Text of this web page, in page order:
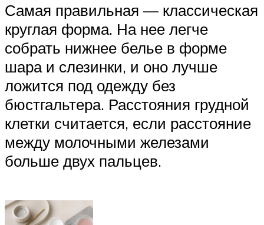
Самая правильная — классическая
круглая форма. На нее легче
собрать нижнее белье в форме
шара и слезинки, и оно лучше
ложится под одежду без
бюстгальтера. Расстояния грудной
клетки считается, если расстояние
между молочными железами
больше двух пальцев.